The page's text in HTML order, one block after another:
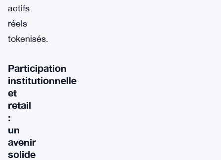
actifs
réels
tokenisés.
Participation
institutionnelle
et
retail
:
un
avenir
solide